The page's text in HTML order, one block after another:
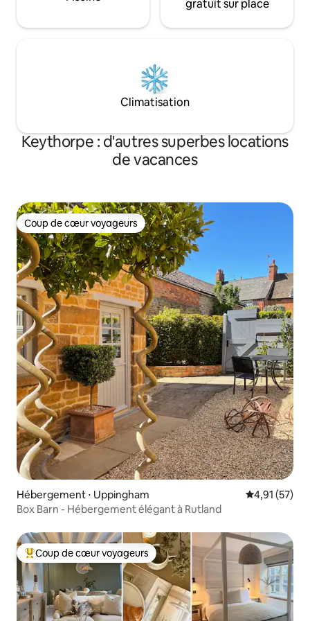
gratuit sur place
Climatisation
Keythorpe : d'autres superbes locations
de vacances
Coup de cœur voyageurs
Coup de cœur voyageurs
Hébergement ⋅ Uppingham Évaluation
4,91 (57)
Box Barn - Hébergement élégant à Rutland
Coups de cœur voyageurs les plus appréciés
Coup de cœur voyageurs